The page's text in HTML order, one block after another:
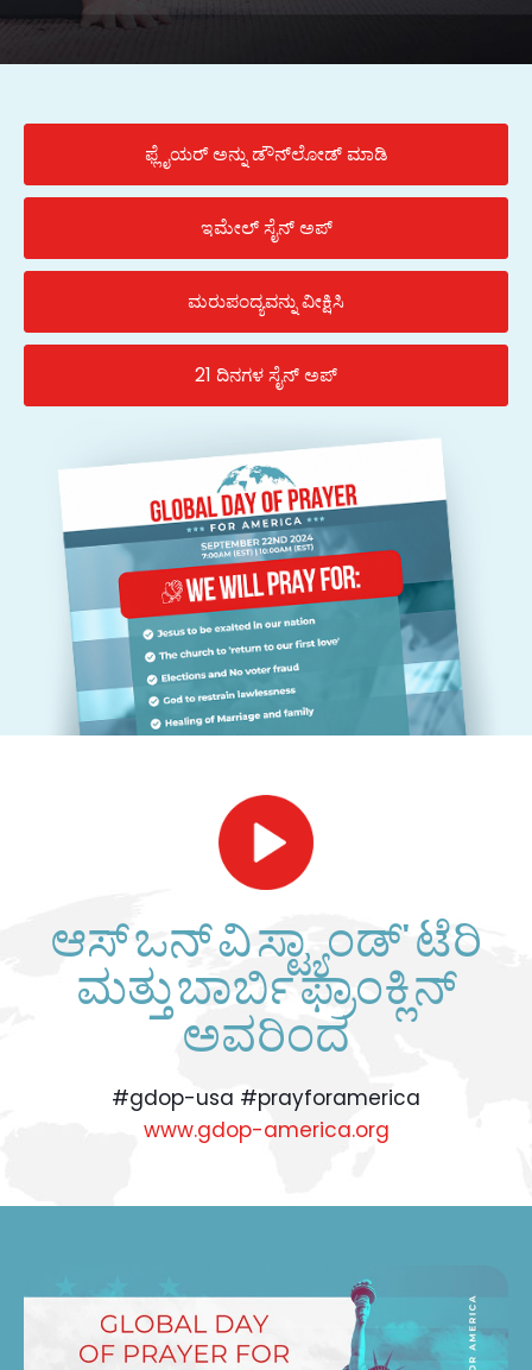
ಫ್ಲೈಯರ್ ಅನ್ನು ಡೌನ್‌ಲೋಡ್ ಮಾಡಿ
ಇಮೇಲ್ ಸೈನ್ ಅಪ್
ಮರುಪಂದ್ಯವನ್ನು ವೀಕ್ಷಿಸಿ
21 ದಿನಗಳ ಸೈನ್ ಅಪ್
ಆಸ್ ಒನ್ ವಿ ಸ್ಟ್ಯಾಂಡ್' ಟೆರಿ
ಮತ್ತು ಬಾರ್ಬಿ ಫ್ರಾಂಕ್ಲಿನ್
ಅವರಿಂದ
#gdop-usa #prayforamerica
www.gdop-america.org